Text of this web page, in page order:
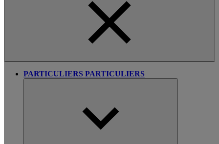
PARTICULIERS PARTICULIERS